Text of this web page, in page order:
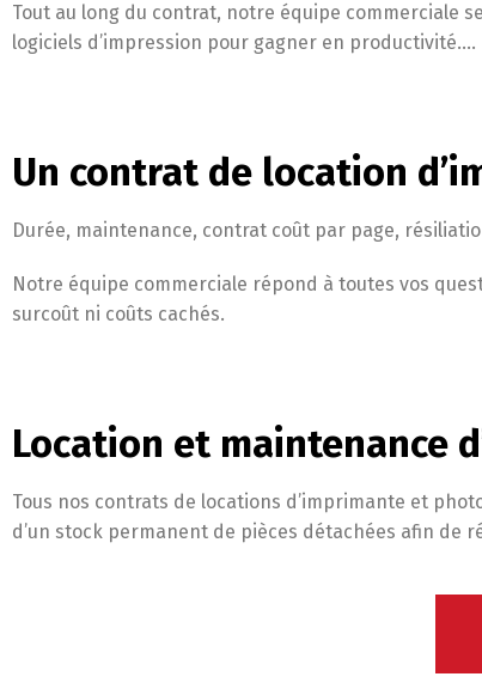
Tout au long du contrat, notre équipe commerciale
logiciels d’impression pour gagner en
Un contrat de location
Durée, maintenance, contrat coût par page,
Notre équipe commerciale répond à toutes vos
surcoût ni coûts cachés.
Location et maintenance
Tous nos contrats de locations d’imprimante et
d’un stock permanent de pièces détachées afin